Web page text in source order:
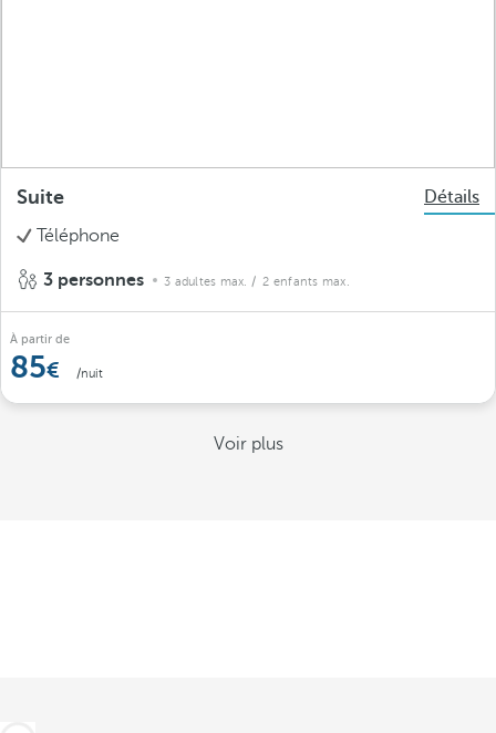
Suite
Détails
Téléphone
3 personnes 3 adultes max. / 2 enfants max.
À partir de
85 /nuit
Voir plus